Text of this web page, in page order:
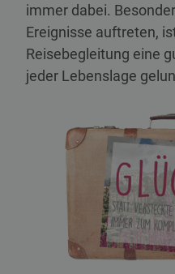
immer dabei.
Ereignisse auftreten,
Reisebegleitung eine
jeder Lebenslage